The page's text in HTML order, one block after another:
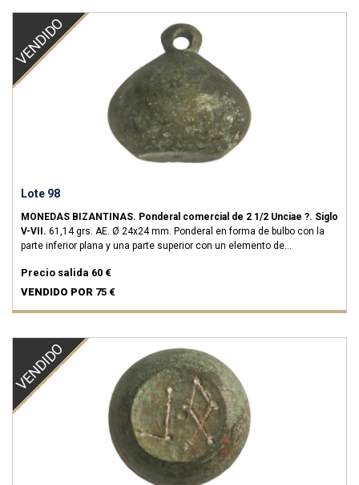
VENDIDO
Lote 98
MONEDAS BIZANTINAS. Ponderal comercial de 2 1/2 Unciae ?. Siglo
V-VII. 61,14 grs. AE. Ø 24x24 mm. Ponderal en forma de bulbo con la
parte inferior plana y una parte superior con un elemento de
Precio salida 60 €
VENDIDO POR 75 €
VENDIDO